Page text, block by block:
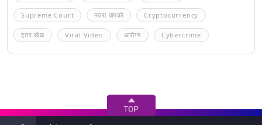
Supreme Court नवरा बायको Cryptocurrency
इतर खेळ Viral Video आरोग्य Cybercrime